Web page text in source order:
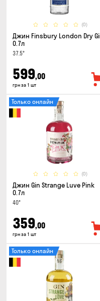
(0)
Джин Finsbury London Dry
0.7л
37.5°
599,00
грн за 1 шт
(0)
Только онлайн
Джин Gin Strange Luve Pink
0.7л
40°
359,00
грн за 1 шт
Только онлайн